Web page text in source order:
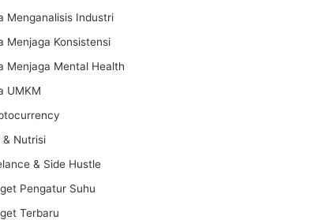
Menganalisis Industri
Menjaga Konsistensi
Menjaga Mental Health
UMKM
& Nutrisi
& Side Hustle
Pengatur Suhu
Terbaru